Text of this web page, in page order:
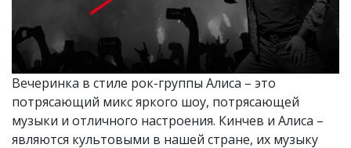
Вечеринка в стиле рок-группы Алиса – это
потрясающий микс яркого шоу, потрясающей
музыки и отличного настроения. Кинчев и Алиса –
являются культовыми в нашей стране, их музыку